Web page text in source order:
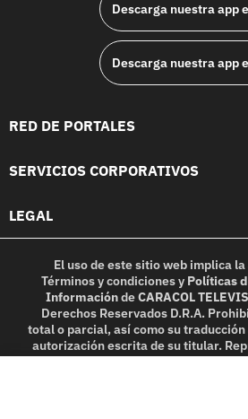
Descarga nuestra app
Descarga nuestra app
RED DE PORTALES
SERVICIOS CORPORATIVOS
LEGAL
El uso de este sitio web implica
Términos y condicionesy Políticas
InformacióndeCARACOL
Derechos Reservados D.R.A.
total o parcial, así como su
autorización escrita de su titular.
in part, or translation without